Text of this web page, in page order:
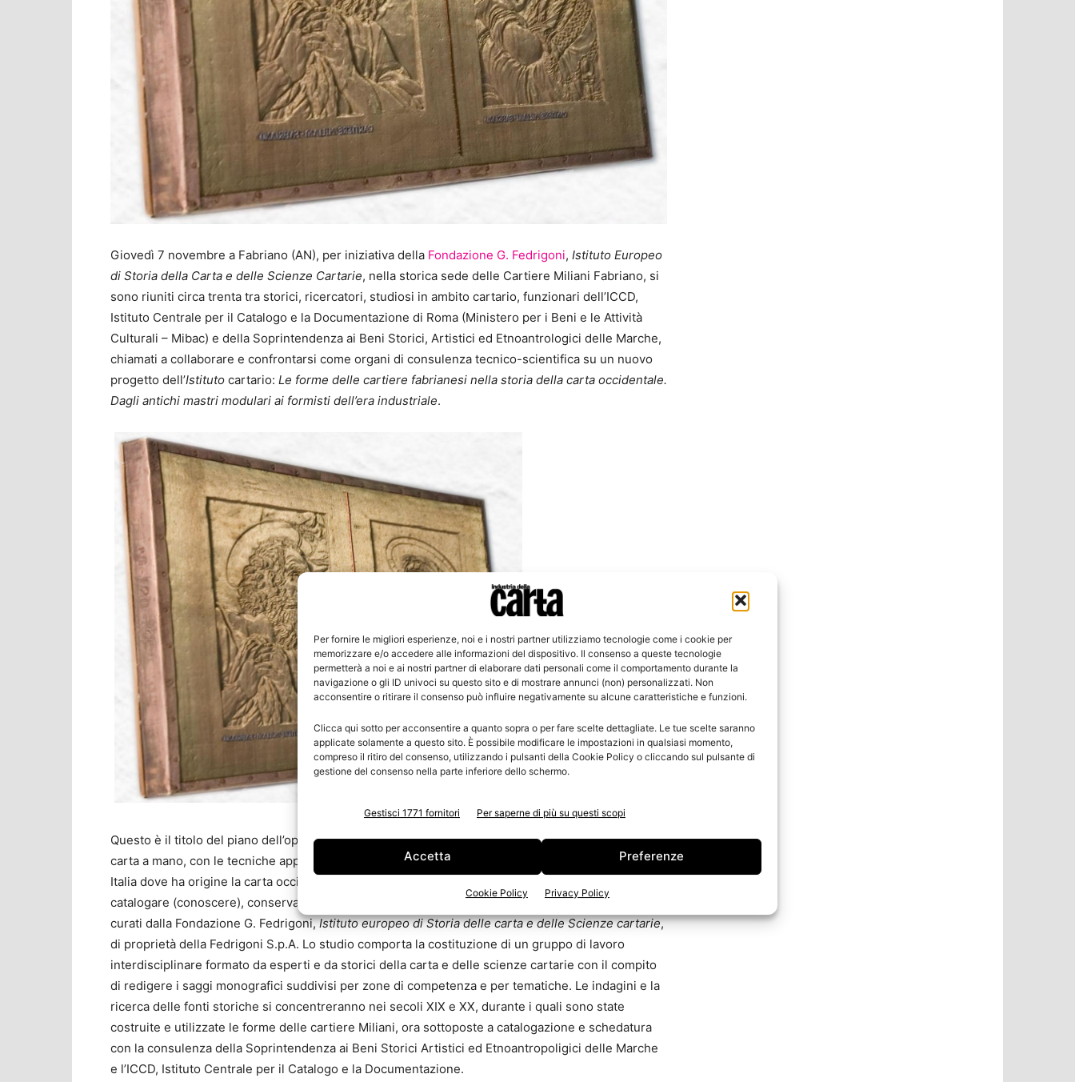
Per fornire le migliori esperienze, noi e i nostri partner utilizziamo tecnologie come i cookie per
memorizzare e/o accedere alle informazioni del dispositivo. Il consenso a queste tecnologie
permetterà a noi e ai nostri partner di elaborare dati personali come il comportamento durante la
navigazione o gli ID univoci su questo sito e di mostrare annunci (non) personalizzati. Non
acconsentire o ritirare il consenso può influire negativamente su alcune caratteristiche e funzioni.
Clicca qui sotto per acconsentire a quanto sopra o per fare scelte dettagliate. Le tue scelte saranno
applicate solamente a questo sito. È possibile modificare le impostazioni in qualsiasi momento,
compreso il ritiro del consenso, utilizzando i pulsanti della Cookie Policy o cliccando sul pulsante di
gestione del consenso nella parte inferiore dello schermo.
Gestisci 1771 fornitori Per saperne di più su questi scopi
Accetta Preferenze
Cookie Policy Privacy Policy
Giovedì 7 novembre a Fabriano (AN), per iniziativa della Fondazione G. Fedrigoni, Istituto Europeo
di Storia della Carta e delle Scienze Cartarie, nella storica sede delle Cartiere Miliani Fabriano, si
sono riuniti circa trenta tra storici, ricercatori, studiosi in ambito cartario, funzionari dell’ICCD,
Istituto Centrale per il Catalogo e la Documentazione di Roma (Ministero per i Beni e le Attività
Culturali – Mibac) e della Soprintendenza ai Beni Storici, Artistici ed Etnoantrologici delle Marche,
chiamati a collaborare e confrontarsi come organi di consulenza tecnico-scientifica su un nuovo
progetto dell’Istituto cartario: Le forme delle cartiere fabrianesi nella storia della carta occidentale.
Dagli antichi mastri modulari ai formisti dell’era industriale.
Questo è il titolo del piano dell’opera, studio collettaneo sulle forme per la fabbricazione della
carta a mano, con le tecniche applicate nella seconda metà del XIII secolo per la prima volta in
Italia dove ha origine la carta occidentale, conseguente al progetto per tutelare e quindi
catalogare (conoscere), conservare, valorizzare e fruire i beni storici cartari delle cartiere Miliani,
curati dalla Fondazione G. Fedrigoni,Istituto europeo di Storia delle carta e delle Scienze cartarie,
di proprietà della Fedrigoni S.p.A. Lo studio comporta la costituzione di un gruppo di lavoro
interdisciplinare formato da esperti e da storici della carta e delle scienze cartarie con il compito
di redigere i saggi monografici suddivisi per zone di competenza e per tematiche. Le indagini e la
ricerca delle fonti storiche si concentreranno nei secoli XIX e XX, durante i quali sono state
costruite e utilizzate le forme delle cartiere Miliani, ora sottoposte a catalogazione e schedatura
con la consulenza della Soprintendenza ai Beni Storici Artistici ed Etnoantropoligici delle Marche
e l’ICCD, Istituto Centrale per il Catalogo e la Documentazione.